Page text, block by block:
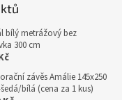
bílý metrážový bez
300 cm
závěs Amálie 145x250
bílá (cena za 1 kus)